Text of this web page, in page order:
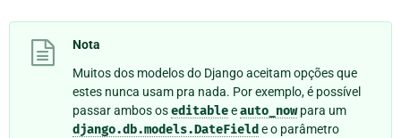
Nota
Muitos dos modelos do Django aceitam opções que
estes nunca usam pra nada. Por exemplo, é possível
passar ambos oseditableeauto_nowpara um
django.db.models.DateField e o parâmetro